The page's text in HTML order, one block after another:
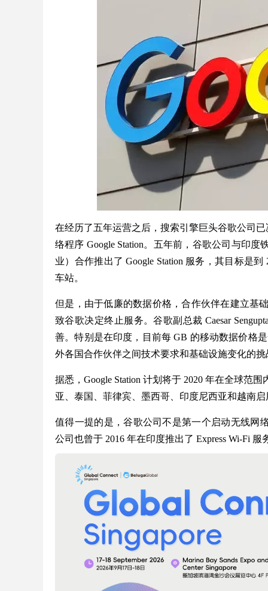
在经历了五年运营之后，搜索引擎巨头谷歌公司
络程序 Google Station。五年前，谷歌公司与印
业）合作推出了 Google Station 服务，其目标是
车站。
但是，由于低廉的数据价格，合作伙伴在建立基
致谷歌决定终止服务。谷歌副总裁 Caesar
善。特别是在印度，目前每 GB 的移动数据价格
外各国合作伙伴之间技术要求和基础设施变化的
据悉，Google Station 计划将于 2020 年在全球范
亚、泰国、菲律宾、墨西哥、印度尼西亚和越南启
值得一提的是，谷歌公司不是第一个启动无线网
公司也曾于 2016 年在印度推出了 Express Wi-Fi 服